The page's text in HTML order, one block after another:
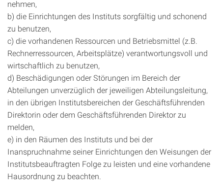
nehmen,
b) die Einrichtungen des Instituts sorgfältig und schonend
zu benutzen,
c) die vorhandenen Ressourcen und Betriebsmittel (z.B.
Rechnerressourcen, Arbeitsplätze) verantwortungsvoll und
wirtschaftlich zu benutzen,
d) Beschädigungen oder Störungen im Bereich der
Abteilungen unverzüglich der jeweiligen Abteilungsleitung,
in den übrigen Institutsbereichen der Geschäftsführenden
Direktorin oder dem Geschäftsführenden Direktor zu
melden,
e) in den Räumen des Instituts und bei der
Inanspruchnahme seiner Einrichtungen den Weisungen der
Institutsbeauftragten Folge zu leisten und eine vorhandene
Hausordnung zu beachten.